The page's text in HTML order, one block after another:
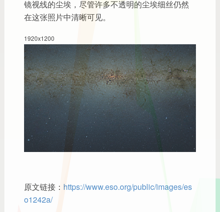
镜视线的尘埃，尽管许多不透明的尘埃细丝仍然
在这张照片中清晰可见。
1920x1200
原文链接： https://www.eso.org/public/images/es
o1242a/